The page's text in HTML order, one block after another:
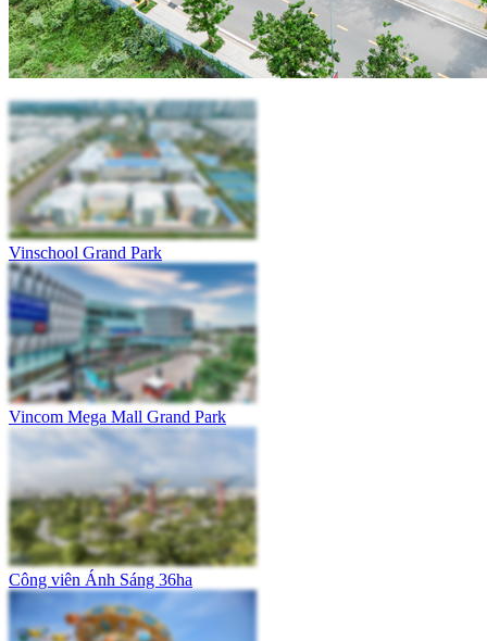
Vinschool Grand Park
Vincom Mega Mall Grand Park
Công viên Ánh Sáng 36ha